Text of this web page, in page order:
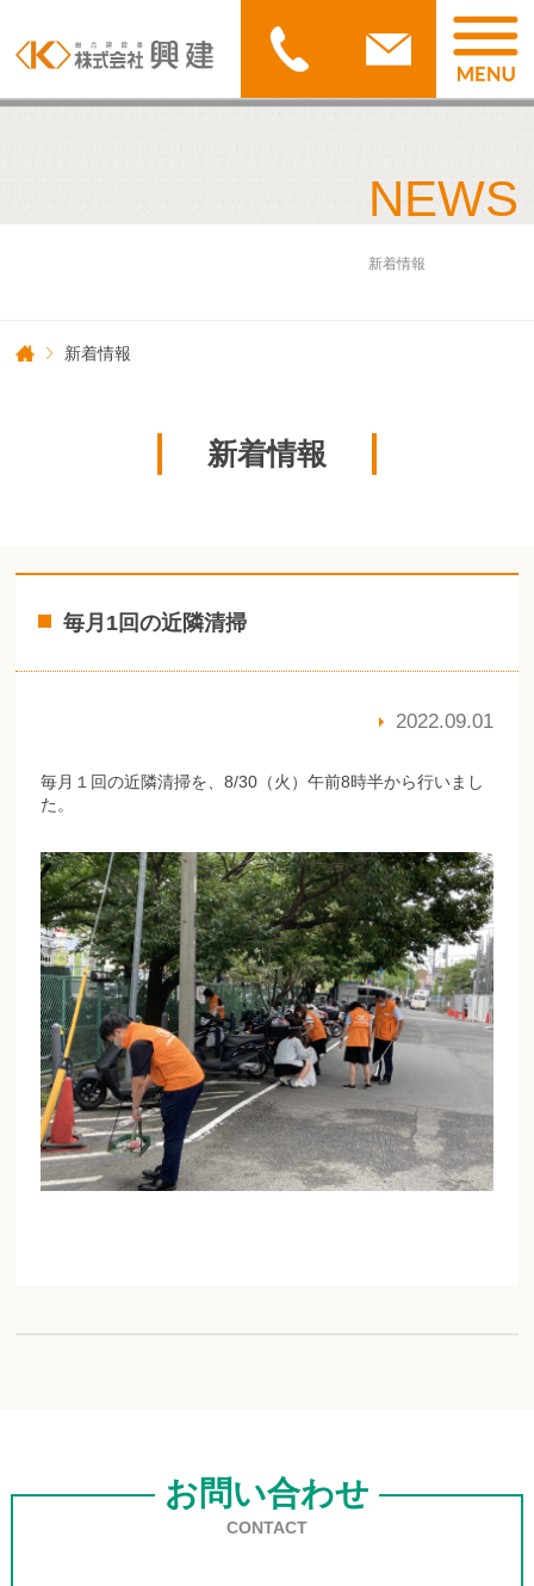
NEWS
新着情報
新着情報
新着情報
毎月1回の近隣清掃
2022.09.01
毎月１回の近隣清掃を、8/30（火）午前8時半から行いまし
た。
お問い合わせ
CONTACT